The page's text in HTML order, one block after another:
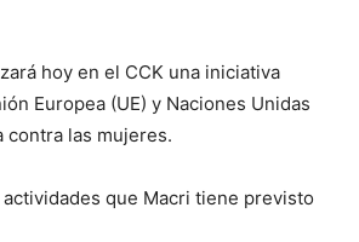
hoy en el CCK una iniciativa
Europea (UE) y Naciones Unidas
contra las mujeres.
que Macri tiene previsto